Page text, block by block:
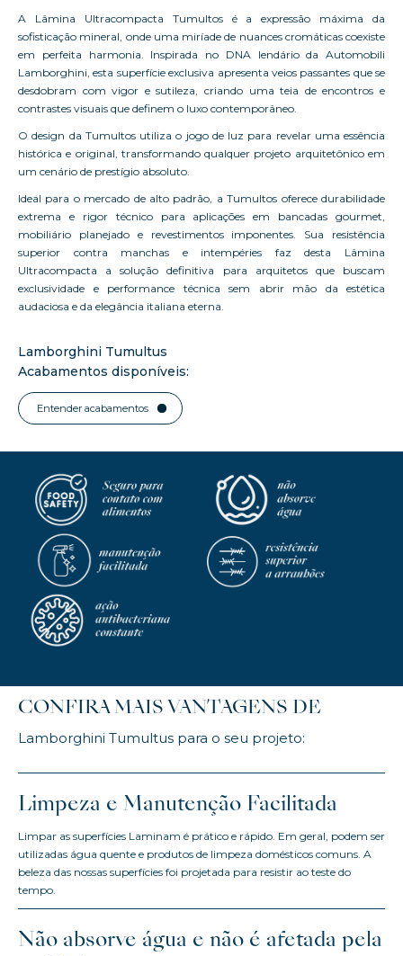
A Lâmina Ultracompacta Tumultos é a expressão máxima da
sofisticação mineral, onde uma miríade de nuances cromáticas coexiste
em perfeita harmonia. Inspirada no DNA lendário da Automobili
Lamborghini, esta superfície exclusiva apresenta veios passantes que se
desdobram com vigor e sutileza, criando uma teia de encontros e
contrastes visuais que definem o luxo contemporâneo.
O design da Tumultos utiliza o jogo de luz para revelar uma essência
histórica e original, transformando qualquer projeto arquitetônico em
um cenário de prestígio absoluto.
Ideal para o mercado de alto padrão, a Tumultos oferece durabilidade
extrema e rigor técnico para aplicações em bancadas gourmet,
mobiliário planejado e revestimentos imponentes. Sua resistência
superior contra manchas e intempéries faz desta Lâmina
Ultracompacta a solução definitiva para arquitetos que buscam
exclusividade e performance técnica sem abrir mão da estética
audaciosa e da elegância italiana eterna.
Lamborghini Tumultus
Acabamentos disponíveis:
Entender acabamentos
CONFIRA MAIS VANTAGENS DE
Lamborghini Tumultus para o seu projeto:
Limpeza e Manutenção Facilitada
Limpar as superfícies Laminam é prático e rápido. Em geral, podem ser
utilizadas água quente e produtos de limpeza domésticos comuns. A
beleza das nossas superfícies foi projetada para resistir ao teste do
tempo.
Não absorve água e não é afetada pela